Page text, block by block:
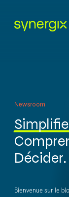
Comptabilité &
Gestion
Newsroom
Décider.
Bienvenue sur le